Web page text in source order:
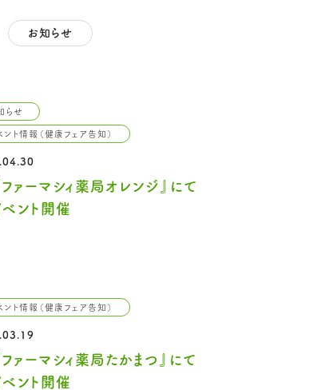
お知らせ
らせ
ント情報（健康フェア告知）
ファーマシィ薬局オレンジ』にて
ベント開催
ント情報（健康フェア告知）
ファーマシィ薬局たかまつ』にて
ベント開催